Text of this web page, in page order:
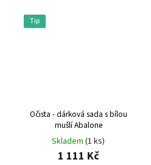
Tip
Očista - dárková sada s bílou
mušlí Abalone
Skladem (1 ks)
1 111 Kč